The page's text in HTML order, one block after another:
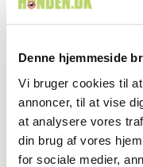
Denne hjemmeside
Vi bruger cookies til
annoncer, til at vise
at analysere vores
din brug af vores
for sociale medier,